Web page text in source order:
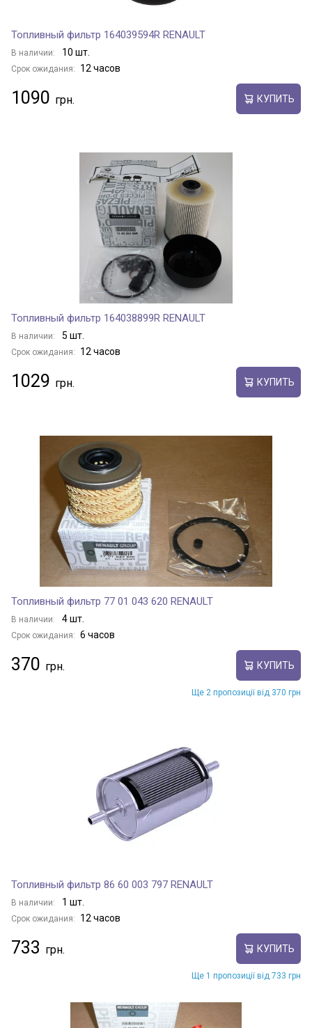
Топливный фильтр 164039594R RENAULT
В наличии: 10 шт.
Срок ожидания: 12 часов
1090 КУПИТЬ
Топливный фильтр 164038899R RENAULT
В наличии: 5 шт.
Срок ожидания: 12 часов
1029 КУПИТЬ
Топливный фильтр 77 01 043 620 RENAULT
В наличии: 4 шт.
Срок ожидания: 6 часов
370 КУПИТЬ
Ще 2 пропозиції від 370 грн
Топливный фильтр 86 60 003 797 RENAULT
В наличии: 1 шт.
Срок ожидания: 12 часов
733 КУПИТЬ
Ще 1 пропозиції від 733 грн